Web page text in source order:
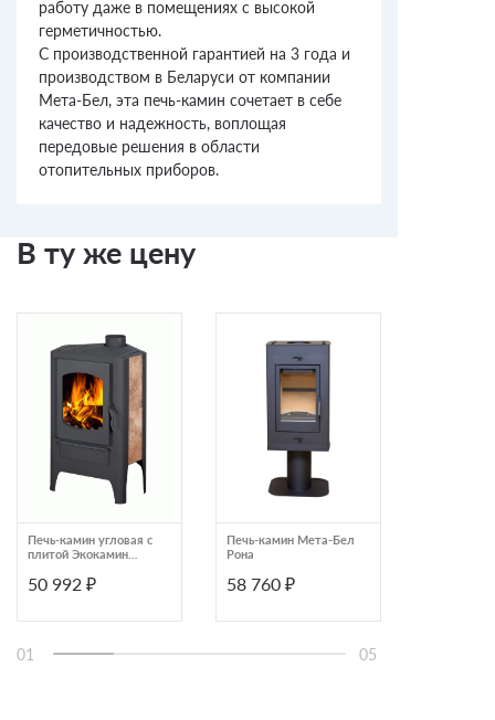
работу даже в помещениях с высокой
герметичностью.
С производственной гарантией на 3 года и
производством в Беларуси от компании
Мета-Бел, эта печь-камин сочетает в себе
качество и надежность, воплощая
передовые решения в области
отопительных приборов.
В ту же цену
Печь-камин угловая с
плитой Экокамин
50 992 ₽
Печь-камин Мета-Бел
Рона
58 760 ₽
01 05